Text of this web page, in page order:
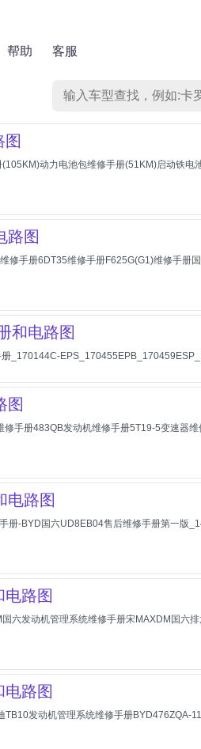
帮助 客服
图
动力电池包维修手册(51KM)启动铁电
路图
手册6DT35维修手册F625G(G1)维修手册
和电路图
_170144C-
图
手册483QB发动机维修手册5T19-5变速器
电路图
册-BYD国六UD8EB04售后维修手册第一版
路图
六发动机管理系统维修手册宋MAXDM国六
路图
发动机管理系统维修手册BYD476ZQA-